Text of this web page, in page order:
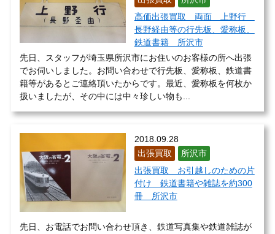
高価出張買取 両面 上野行
長野経由等の行先板、愛称板、
鉄道書籍 所沢市
先日、スタッフが埼玉県所沢市にお住いのお客様の所へ出張
でお伺いしました。お問い合わせで行先板、愛称板、鉄道書
籍等があるとご連絡頂いたからです。最近、愛称板を何枚か
扱いましたが、その中には中々珍しい物も...
2018.09.28
出張買取
所沢市
出張買取 お引越しのための片
付け 鉄道書籍や雑誌を約300
冊 所沢市
先日、お電話でお問い合わせ頂き、鉄道写真集や鉄道雑誌が